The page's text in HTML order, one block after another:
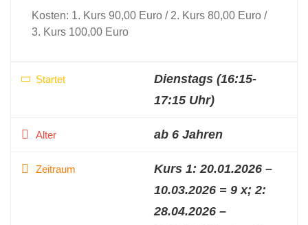
Kosten: 1. Kurs 90,00 Euro / 2. Kurs 80,00 Euro /
3. Kurs 100,00 Euro
Startet
Dienstags (16:15-
17:15 Uhr)
Alter ab 6 Jahren
Zeitraum
Kurs 1: 20.01.2026 –
10.03.2026 = 9 x; 2:
28.04.2026 –